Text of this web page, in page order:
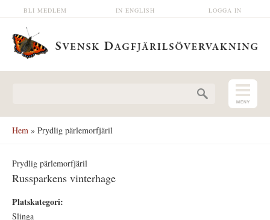
Hoppa till huvudinnehåll LOGGA IN
IN ENGLISH
BLI MEDLEM
Hem » Prydlig pärlemorfjäril
Prydlig pärlemorfjäril
Russparkens vinterhage
Platskategori:
Slinga